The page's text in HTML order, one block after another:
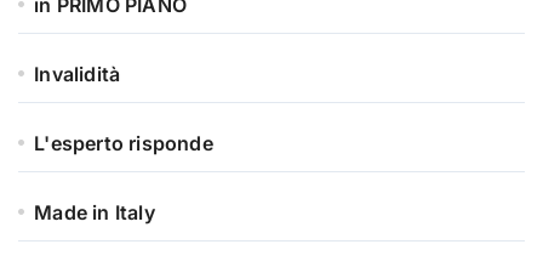
in PRIMO PIANO
Invalidità
L'esperto risponde
Made in Italy